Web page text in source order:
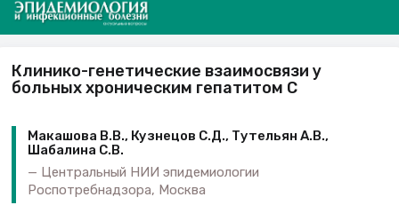
Клинико-генетические взаимосвязи у
больных хроническим гепатитом С
Макашова В.В., Кузнецов С.Д., Тутельян А.В.,
Шабалина С.В.
Центральный НИИ эпидемиологии
Роспотребнадзора, Москва